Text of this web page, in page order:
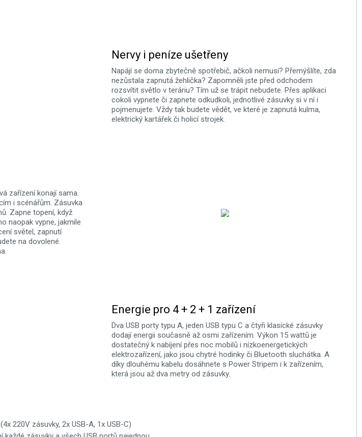
Nervy i peníze ušetřeny
Napájí se doma zbytečně spotřebič, ačkoli nemusí? Přemýšlíte, zda
nezůstala zapnutá žehlička? Zapomněli jste před odchodem
rozsvítit světlo v teráriu? Tím už se trápit nebudete. Přes aplikaci
cokoli vypnete či zapnete odkudkoli, jednotlivé zásuvky si v ní i
pojmenujete. Vždy tak budete vědět, ve které je zapnutá kulma,
elektrický kartářek či holicí strojek.
zařízení konají sama.
i scénářům. Zásuvka
Zapne topení, když
naopak vypne, jakmile
světel, zapnutí
na dovolené.
Energie pro 4 + 2 + 1 zařízení
Dva USB porty typu A, jeden USB typu C a čtyři klasické zásuvky
dodají energii současně až osmi zařízením. Výkon 15 wattů je
dostatečný k nabíjení přes noc mobilů i nízkoenergetických
elektrozařízení, jako jsou chytré hodinky či Bluetooth sluchátka. A
díky dlouhému kabelu dosáhnete s Power Stripem i k zařízením,
která jsou až dva metry od zásuvky.
220V zásuvky, 2x USB-A, 1x USB-C)